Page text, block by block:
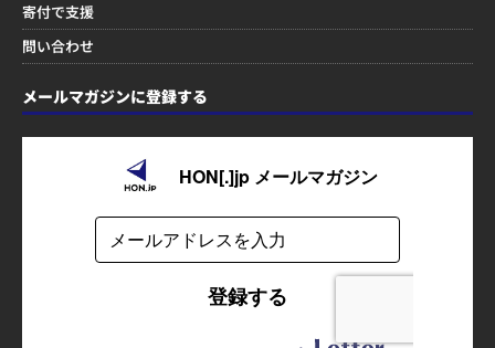
寄付で支援
問い合わせ
メールマガジンに登録する